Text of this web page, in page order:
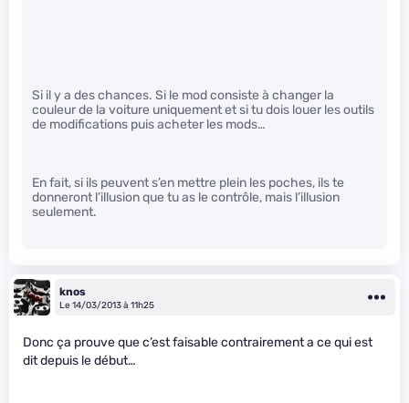
Si il y a des chances. Si le mod consiste à changer la
couleur de la voiture uniquement et si tu dois louer les outils
de modifications puis acheter les mods…
En fait, si ils peuvent s’en mettre plein les poches, ils te
donneront l’illusion que tu as le contrôle, mais l’illusion
seulement.
knos
Le 14/03/2013 à 11h25
Donc ça prouve que c’est faisable contrairement a ce qui est
dit depuis le début…